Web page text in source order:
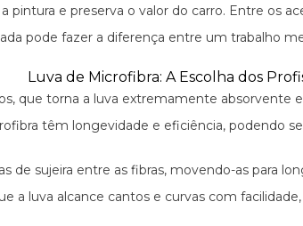
e preserva o valor do carro. Entre os
pode fazer a diferença entre um trabalho
Luva de Microfibra: A Escolha dos
torna a luva extremamente absorvente
têm longevidade e eficiência, podendo
sujeira entre as fibras, movendo-as para
a luva alcance cantos e curvas com